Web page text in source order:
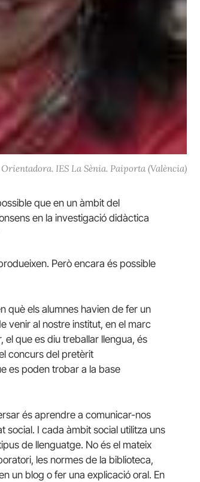
IES La Sènia. Paiporta (València)
que en un àmbit del
en la investigació didàctica
Però encara és possible
què els alumnes havien de fer un
venir al nostre institut, en el marc
el que es diu treballar llengua, és
concurs del pretèrit
es poden trobar a la base
és aprendre a comunicar-nos
social. I cada àmbit social utilitza uns
de llenguatge. No és el mateix
les normes de la biblioteca,
un blog o fer una explicació oral. En